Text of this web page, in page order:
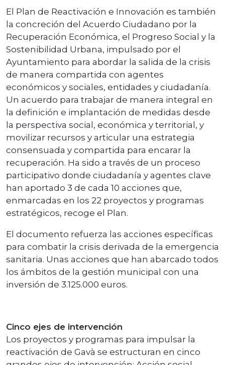
El Plan de Reactivación e Innovación es también
la concreción del Acuerdo Ciudadano por la
Recuperación Económica, el Progreso Social y la
Sostenibilidad Urbana, impulsado por el
Ayuntamiento para abordar la salida de la crisis
de manera compartida con agentes
económicos y sociales, entidades y ciudadanía.
Un acuerdo para trabajar de manera integral en
la definición e implantación de medidas desde
la perspectiva social, económica y territorial, y
movilizar recursos y articular una estrategia
consensuada y compartida para encarar la
recuperación. Ha sido a través de un proceso
participativo donde ciudadanía y agentes clave
han aportado 3 de cada 10 acciones que,
enmarcadas en los 22 proyectos y programas
estratégicos, recoge el Plan.
El documento refuerza las acciones específicas
para combatir la crisis derivada de la emergencia
sanitaria. Unas acciones que han abarcado todos
los ámbitos de la gestión municipal con una
inversión de 3.125.000 euros.
Cinco ejes de intervención
Los proyectos y programas para impulsar la
reactivación de Gavà se estructuran en cinco